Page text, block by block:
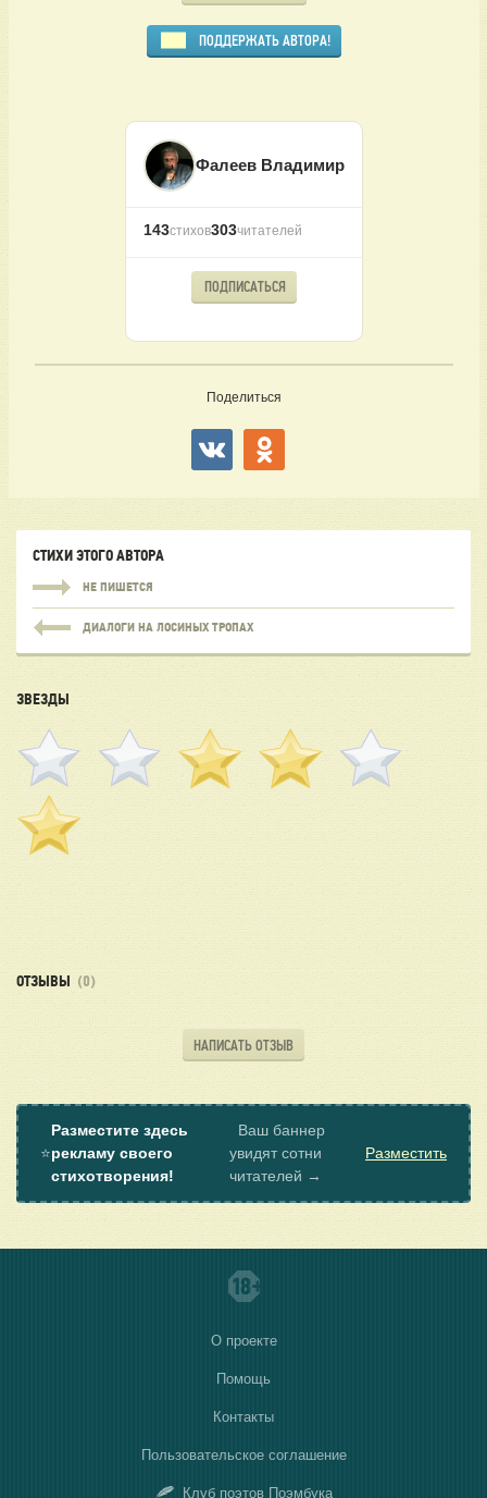
ПОДДЕРЖАТЬ АВТОРА!
Фалеев Владимир
143стихов303читателей
ПОДПИСАТЬСЯ
Поделиться
СТИХИ ЭТОГО АВТОРА
НЕ ПИШЕТСЯ
ДИАЛОГИ НА ЛОСИНЫХ ТРОПАХ
ЗВЕЗДЫ
ОТЗЫВЫ (0)
НАПИСАТЬ ОТЗЫВ
⭐
Разместите здесь
рекламу своего
стихотворения!
Ваш баннер
увидят сотни
читателей →
Разместить
О проекте
Помощь
Контакты
Пользовательское соглашение
Клуб поэтов Поэмбука